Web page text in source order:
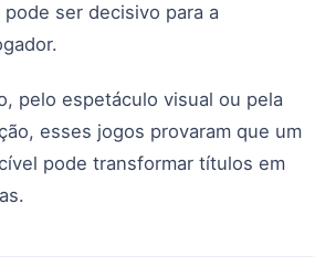
ser decisivo para a
pelo espetáculo visual ou pela
esses jogos provaram que um
pode transformar títulos em